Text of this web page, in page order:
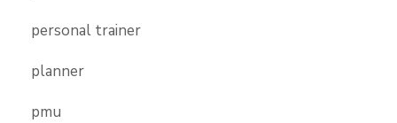
personal trainer
planner
pmu